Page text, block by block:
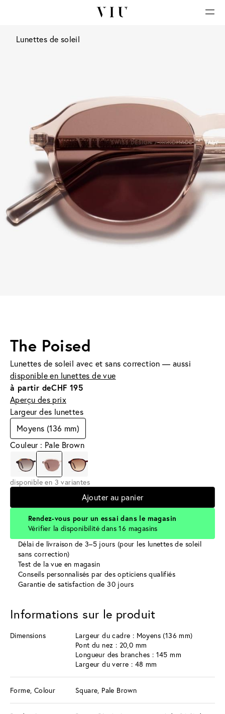
Lunettes de soleil
The Poised
Lunettes de soleil avec et sans correction — aussi
disponible en lunettes de vue
à partir deCHF 195
Aperçu des prix
Largeur des lunettes
Moyens (136 mm)
Couleur : Pale Brown
disponible en 3 variantes
Ajouter au panier
Rendez-vous pour un essai dans le magasin
Vérifier la disponibilité dans 16 magasins
Délai de livraison de 3–5 jours (pour les lunettes de soleil
sans correction)
Test de la vue en magasin
Conseils personnalisés par des opticiens qualifiés
Garantie de satisfaction de 30 jours
Informations sur le produit
Dimensions
Largeur du cadre : Moyens (136 mm)
Pont du nez : 20,0 mm
Longueur des branches : 145 mm
Largeur du verre : 48 mm
Forme, Colour Square, Pale Brown